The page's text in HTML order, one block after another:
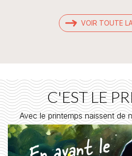
VOIR TOUTE
C'EST LE
Avec le printemps naissent de